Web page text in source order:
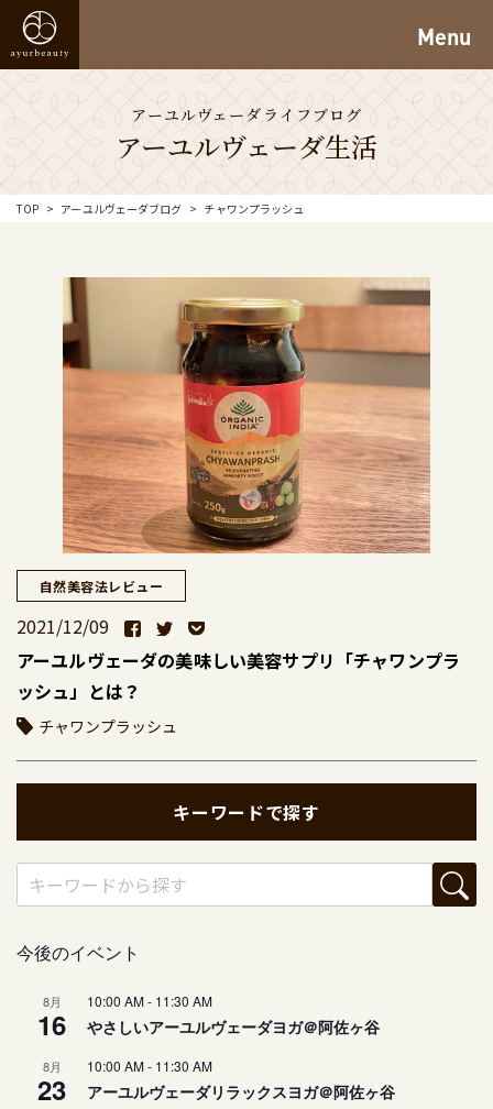
Menu
アーユルヴェーダライフブログ
アーユルヴェーダ生活
TOP アーユルヴェーダブログ チャワンプラッシュ
自然美容法レビュー
2021/12/09
アーユルヴェーダの美味しい美容サプリ「チャワンプラ
ッシュ」とは？
チャワンプラッシュ
キーワードで探す
今後のイベント
8月
16
10:00 AM- 11:30 AM
やさしいアーユルヴェーダヨガ＠阿佐ヶ谷
8月
23
10:00 AM- 11:30 AM
アーユルヴェーダリラックスヨガ＠阿佐ヶ谷